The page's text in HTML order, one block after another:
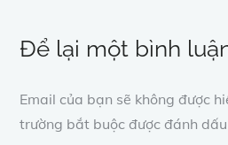
Để lại một bình
Email của bạn sẽ không được
trường bắt buộc được đánh